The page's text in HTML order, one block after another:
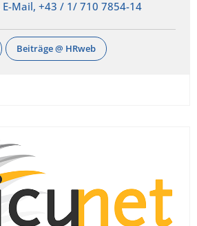
E-Mail, +43 / 1/ 710 7854-14
Beiträge @ HRweb